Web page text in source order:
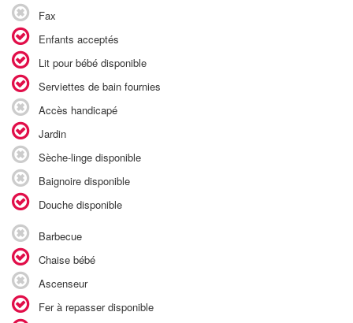
Fax
Enfants acceptés
Lit pour bébé disponible
Serviettes de bain fournies
Accès handicapé
Jardin
Sèche-linge disponible
Baignoire disponible
Douche disponible
Barbecue
Chaise bébé
Ascenseur
Fer à repasser disponible